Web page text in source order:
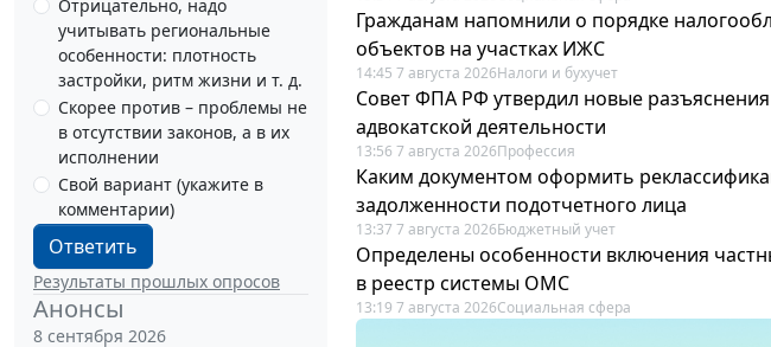
Отрицательно, надо
учитывать региональные
особенности: плотность
застройки, ритм жизни и т. д.
Скорее против – проблемы не
в отсутствии законов, а в их
исполнении
Свой вариант (укажите в
комментарии)
Ответить
Результаты прошлых опросов
Анонсы
8 сентября 2026
Гражданам напомнили о порядке
объектов на участках ИЖС
14:45 7 августа 2026Налоги и бухучет
Совет ФПА РФ утвердил новые
адвокатской деятельности
13:56 7 августа 2026Профессия
Каким документом оформить
задолженности подотчетного лица
13:37 7 августа 2026Бюджетный учет
Определены особенности включения
в реестр системы ОМС
13:19 7 августа 2026Социальная сфера